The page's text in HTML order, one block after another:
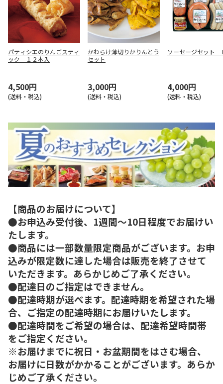
パティシエのりんごスティ
ック １２本入
4,500円
(送料・税込)
かわらけ薄切りかりんとう
セット
3,000円
(送料・税込)
ソーセージセット
4,000円
(送料・税込)
【商品のお届けについて】
●お申込み受付後、1週間～10日程度でお届けい
たします。
●商品には一部数量限定商品がございます。お申
込みが限定数に達した場合は販売を終了させて
いただきます。あらかじめご了承ください。
●配達日のご指定はできません。
●配達時期が選べます。配達時期を希望された場
合、ご指定の配達時期にお届けいたします。
●配達時間をご希望の場合は、配達希望時間帯
をご指定ください。
※お届けまでに祝日・お盆期間をはさむ場合、
お届けに日数がかかることがございます。あらか
じめご了承ください。